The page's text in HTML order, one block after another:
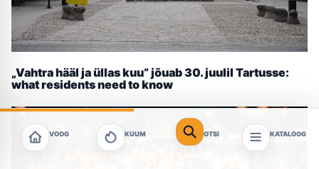
„Vahtra hääl ja üllas kuu” jõuab 30. juulil Tartusse:
what residents need to know
VOOG KUUM OTSI KATALOOG